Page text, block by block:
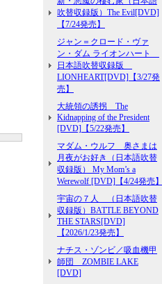
吹替収録版）The Evil[DVD]
【7/24発売】
ジャン＝クロード・ヴァ
ン・ダム ライオンハート
日本語吹替収録版
LIONHEART[DVD]【3/27発
売】
大統領の誘拐 The
Kidnapping of the President
[DVD]【5/22発売】
マダム・ウルフ 奥さまは
月夜がお好き（日本語吹替
収録版） My Mom’s a
Werewolf [DVD]【4/24発売】
宇宙の７人 （日本語吹替
収録版）BATTLE BEYOND
THE STARS[DVD]
【2026/1/23発売】
ナチス・ゾンビ／吸血機甲
師団 ZOMBIE LAKE
[DVD]